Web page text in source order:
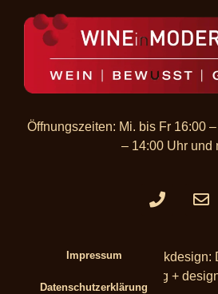
Öffnungszeiten: Mi. bis Fr 16:00
– 14:00 Uhr und
Impressum
Datenschutzerklärung
Webseite & Grafikdesign:
marketing +